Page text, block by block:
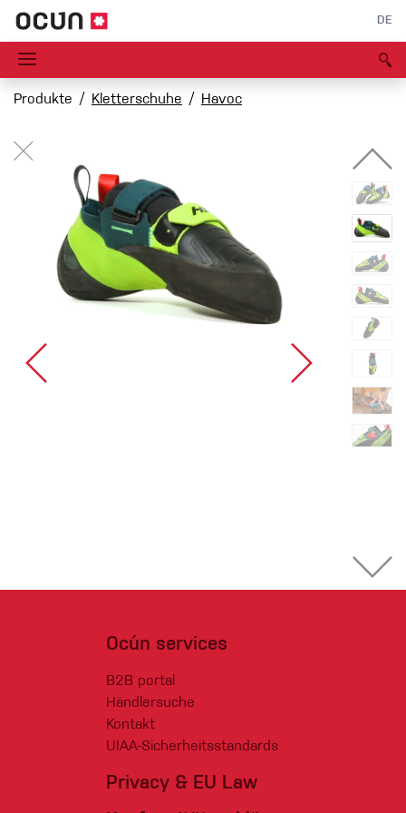
DE
Produkte Kletterschuhe Havoc
Ocún services
B2B portal
Händlersuche
Kontakt
UIAA-Sicherheitsstandards
Privacy & EU Law